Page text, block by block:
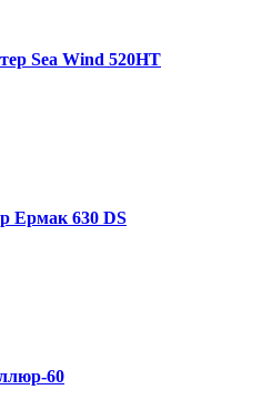
Sea Wind 520HT
Ермак 630 DS
60